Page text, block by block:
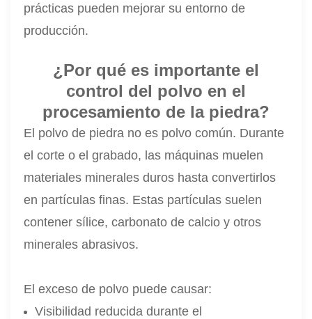
prácticas pueden mejorar su entorno de
producción.
¿Por qué es importante el
control del polvo en el
procesamiento de la piedra?
El polvo de piedra no es polvo común. Durante
el corte o el grabado, las máquinas muelen
materiales minerales duros hasta convertirlos
en partículas finas. Estas partículas suelen
contener sílice, carbonato de calcio y otros
minerales abrasivos.
El exceso de polvo puede causar:
Visibilidad reducida durante el